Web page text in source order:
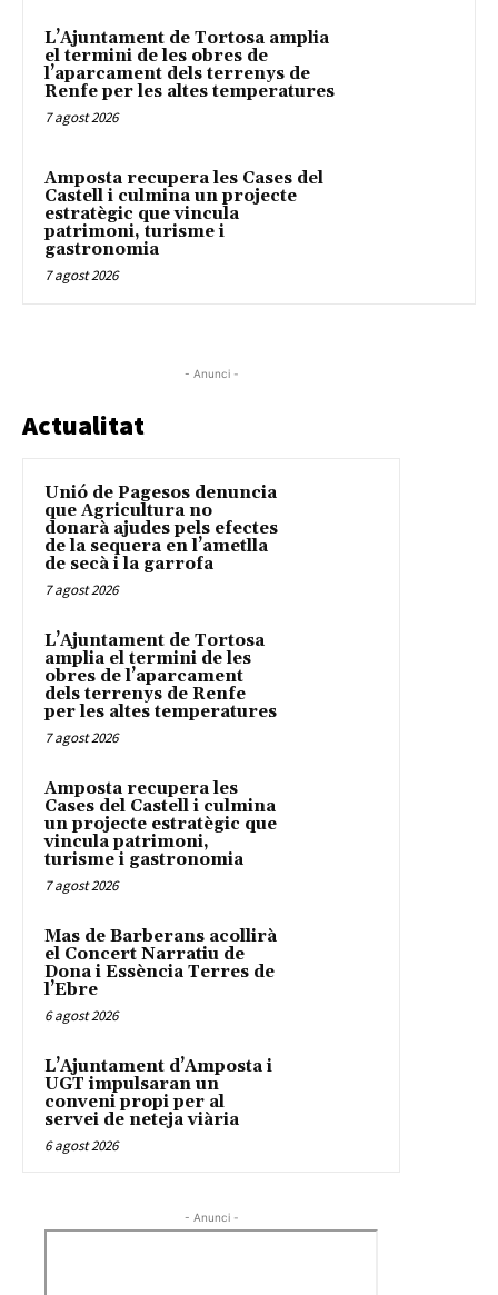
L’Ajuntament de Tortosa amplia
el termini de les obres de
l’aparcament dels terrenys de
Renfe per les altes temperatures
7 agost 2026
Amposta recupera les Cases del
Castell i culmina un projecte
estratègic que vincula
patrimoni, turisme i
gastronomia
7 agost 2026
- Anunci -
Actualitat
Unió de Pagesos denuncia
que Agricultura no
donarà ajudes pels efectes
de la sequera en l’ametlla
de secà i la garrofa
7 agost 2026
L’Ajuntament de Tortosa
amplia el termini de les
obres de l’aparcament
dels terrenys de Renfe
per les altes temperatures
7 agost 2026
Amposta recupera les
Cases del Castell i culmina
un projecte estratègic que
vincula patrimoni,
turisme i gastronomia
7 agost 2026
Mas de Barberans acollirà
el Concert Narratiu de
Dona i Essència Terres de
l’Ebre
6 agost 2026
L’Ajuntament d’Amposta i
UGT impulsaran un
conveni propi per al
servei de neteja viària
6 agost 2026
- Anunci -